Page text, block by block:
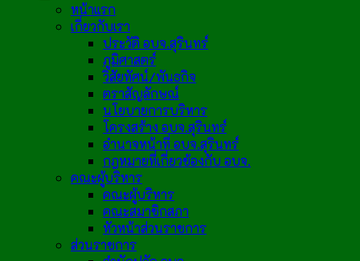
หน้าแรก
เกี่ยวกับเรา
ประวัติ อบจ.สุรินทร์
ภูมิศาสตร์
วิสัยทัศน์/พันธกิจ
ตราสัญลักษณ์
นโยบายการบริหาร
โครงสร้าง อบจ.สุรินทร์
อำนาจหน้าที่ อบจ.สุรินทร์
กฎหมายที่เกี่ยวข้องกับ อบจ.
คณะผู้บริหาร
คณะผู้บริหาร
คณะสมาชิกสภา
หัวหน้าส่วนราชการ
ส่วนราชการ